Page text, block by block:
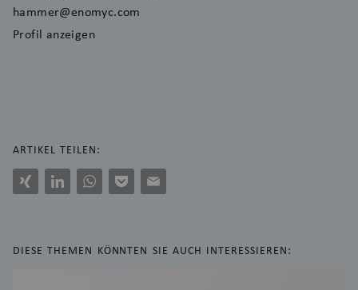
hammer@enomyc.com
Profil anzeigen
ARTIKEL TEILEN:
Xing LinkedInWhatsAppPocketE-
Mail
DIESE THEMEN KÖNNTEN SIE AUCH INTERESSIEREN: